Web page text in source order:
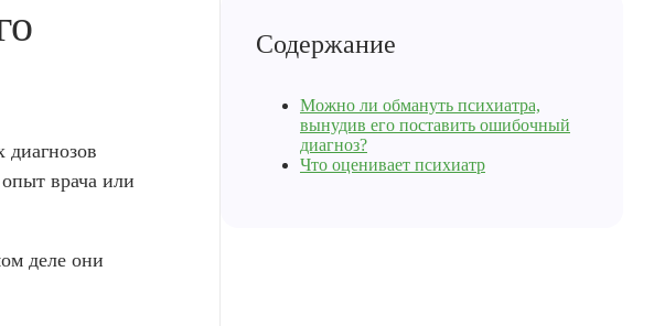
врача или
деле они
Содержание
Можно ли обмануть психиатра,
вынудив его поставить ошибочный
диагноз?
Что оценивает психиатр